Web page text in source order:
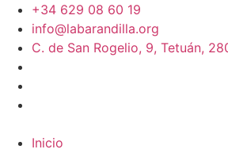
+34 629 08 60 19
info@labarandilla.org
C. de San Rogelio, 9, Tetuán,
Inicio